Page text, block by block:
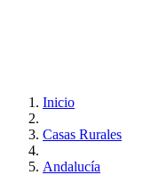
Inicio
Casas Rurales
Andalucía